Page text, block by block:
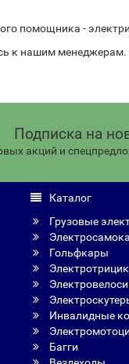
помощника -
к нашим менеджерам.
Подписка на
акций и
Каталог
Грузовые
Гольфкары
Инвалидные
Багги